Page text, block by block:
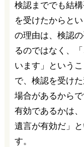
検認まででも結
を受けたからと
の理由は、検認
るのではなく、
います」という
で、検認を受け
場合があるから
有効であるかは
遺言が有効だ」
す。